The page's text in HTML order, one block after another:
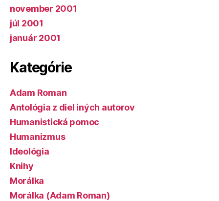
november 2001
júl 2001
január 2001
Kategórie
Adam Roman
Antológia z diel iných autorov
Humanistická pomoc
Humanizmus
Ideológia
Knihy
Morálka
Morálka (Adam Roman)